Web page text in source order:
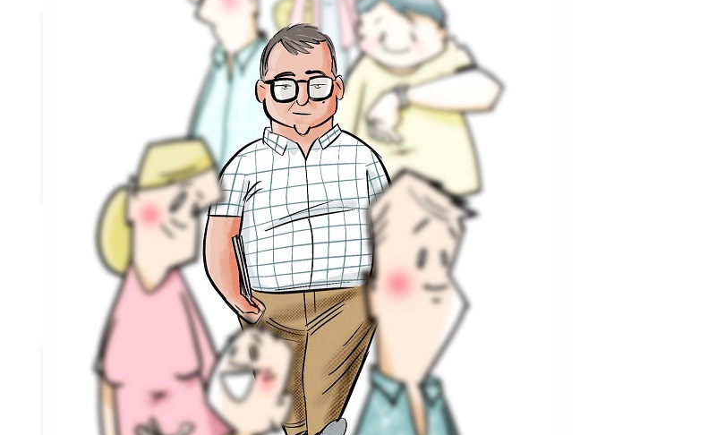
donativo
Federados
Publicaciones
Canal Retina
Guías y Libros
Emociones a